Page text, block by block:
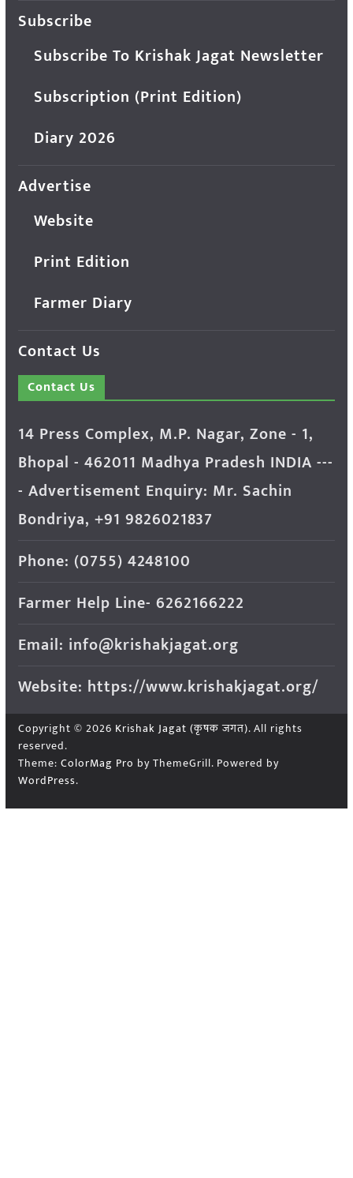
Subscribe
Subscribe To Krishak Jagat Newsletter
Subscription (Print Edition)
Diary 2026
Advertise
Website
Print Edition
Farmer Diary
Contact Us
Contact Us
14 Press Complex, M.P. Nagar, Zone - 1,
Bhopal - 462011 Madhya Pradesh INDIA ---
- Advertisement Enquiry: Mr. Sachin
Bondriya, +91 9826021837
Phone: (0755) 4248100
Farmer Help Line- 6262166222
Email: info@krishakjagat.org
Website: https://www.krishakjagat.org/
Copyright © 2026 Krishak Jagat (कृषक जगत). All rights
reserved.
Theme: ColorMag Pro by ThemeGrill. Powered by
WordPress.